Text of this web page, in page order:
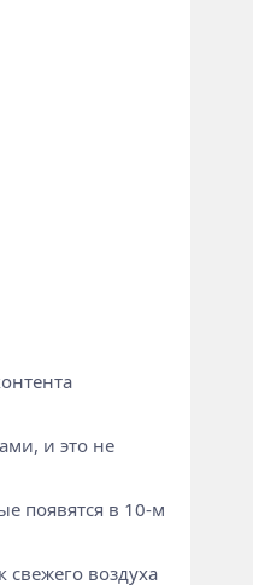
и это не
появятся в 10-м
воздуха